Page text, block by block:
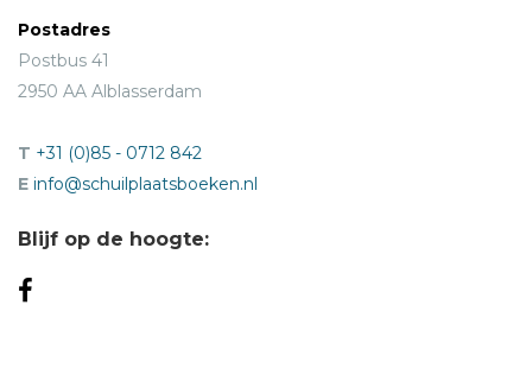
Postadres
Postbus 41
2950 AA Alblasserdam
T +31 (0)85 - 0712 842
E info@schuilplaatsboeken.nl
Blijf op de hoogte: